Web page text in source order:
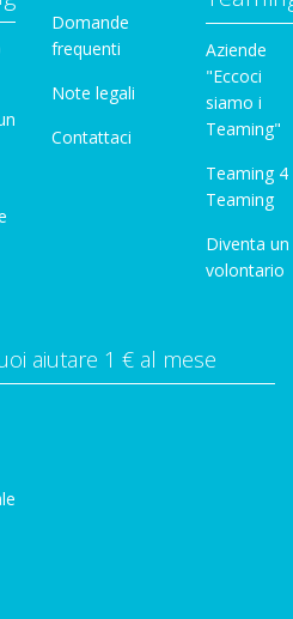
Domande
frequenti
Note legali
Contattaci
Aziende
"Eccoci
siamo i
Teaming"
Teaming 4
Teaming
Diventa un
volontario
aiutare 1 € al mese